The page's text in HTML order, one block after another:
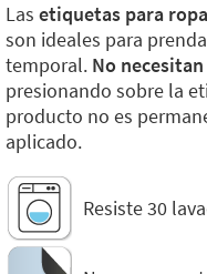
Las etiquetas para
son ideales para
temporal. No
presionando sobre la
producto no es
aplicado.
Resiste 30